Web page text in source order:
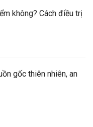
không? Cách điều trị
gốc thiên nhiên, an